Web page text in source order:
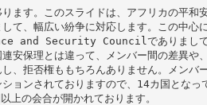
ます。このスライドは、アフリカの平和
て、幅広い紛争に対応します。この中心
and Security Councilでありまして
安保理とは違って、メンバー間の差異や
し、拒否権ももちろんありません。メンバ
ションされておりますので、14カ国とな
上の会合が開かれております。